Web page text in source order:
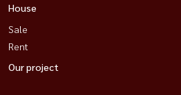
线路：@housewa
House
Sale
Rent
Our project